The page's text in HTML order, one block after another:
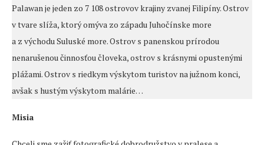
Palawan je jeden zo 7 108 ostrovov krajiny zvanej Filipíny. Ostrov
v tvare slíža, ktorý omýva zo západu Juhočínske more
a z východu Suluské more. Ostrov s panenskou prírodou
nenarušenou činnosťou človeka, ostrov s krásnymi opustenými
plážami. Ostrov s riedkym výskytom turistov na južnom konci,
avšak s hustým výskytom malárie…
Misia